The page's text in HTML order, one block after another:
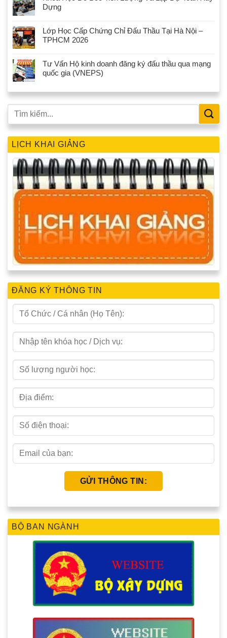
Dựng
Lớp Học Cấp Chứng Chỉ Đấu Thầu Tại Hà Nội –
TPHCM 2026
Tư Vấn Hộ kinh doanh đăng ký đấu thầu qua mạng
quốc gia (VNEPS)
LỊCH KHAI GIẢNG
ĐĂNG KÝ THÔNG TIN
BỘ BAN NGÀNH